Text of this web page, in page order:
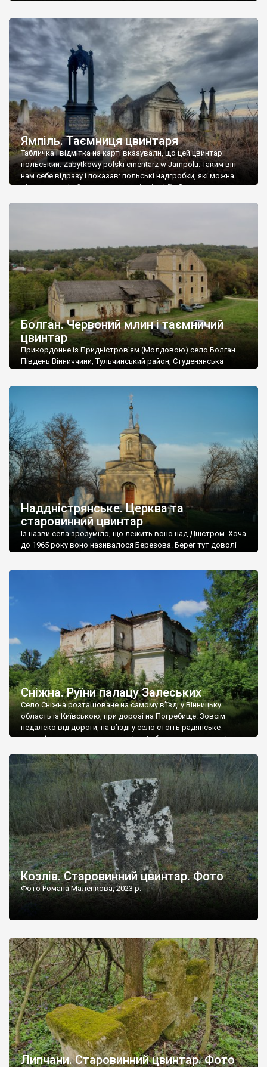
Ямпіль. Таємниця цвинтаря
Табличка і відмітка на карті вказували, що цей цвинтар
польський. Zabytkowy polski cmentarz w Jampolu. Таким він
нам себе відразу і показав: польські надгробки, які можна
віднести до фабричних, польські епітафії… Загалом цвинтар
Болган. Червоний млин і таємничий
цвинтар
Прикордонне із Придністров’ям (Молдовою) село Болган.
Південь Вінниччини, Тульчинський район, Студенянська
старовинний цвинтар із кам’яними хрестами. Всі епітафії, які
збереглися, написані кирилицею, церковнослов’янською
мовою. За всіма традиційними ознаками – цвинтар
український. Хрести датуються 19 століттям. У 1924-1940
роках Болган […]
Наддністрянське. Церква та
старовинний цвинтар
Із назви села зрозуміло, що лежить воно над Дністром. Хоча
до 1965 року воно називалося Березова. Берег тут доволі
Наддністрянське відрізняється від більшості навколишніх
сіл. У селі є мурована Михайлівська церква. Точної дати […]
Сніжна. Руїни палацу Залеських
Село Сніжна розташоване на самому в’їзді у Вінницьку
область із Київською, при дорозі на Погребище. Зовсім
недалеко від дороги, на в’їзді у село стоїть радянське
рельєфне пано, яке показує жінку і яблуню, а трохи далі, десь
не видно, але видно дві стареньких колії у траві – […]
Козлів. Старовинний цвинтар. Фото
Фото Романа Маленкова, 2023 р.
Липчани. Старовинний цвинтар. Фото